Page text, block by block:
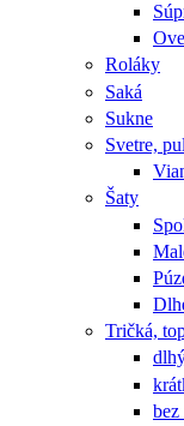
Roláky
Saká
Sukne
Svetre,
Šaty
Tričká,